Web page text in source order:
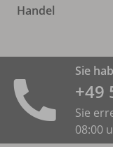
Handel
Sie
+49
Sie
08:00